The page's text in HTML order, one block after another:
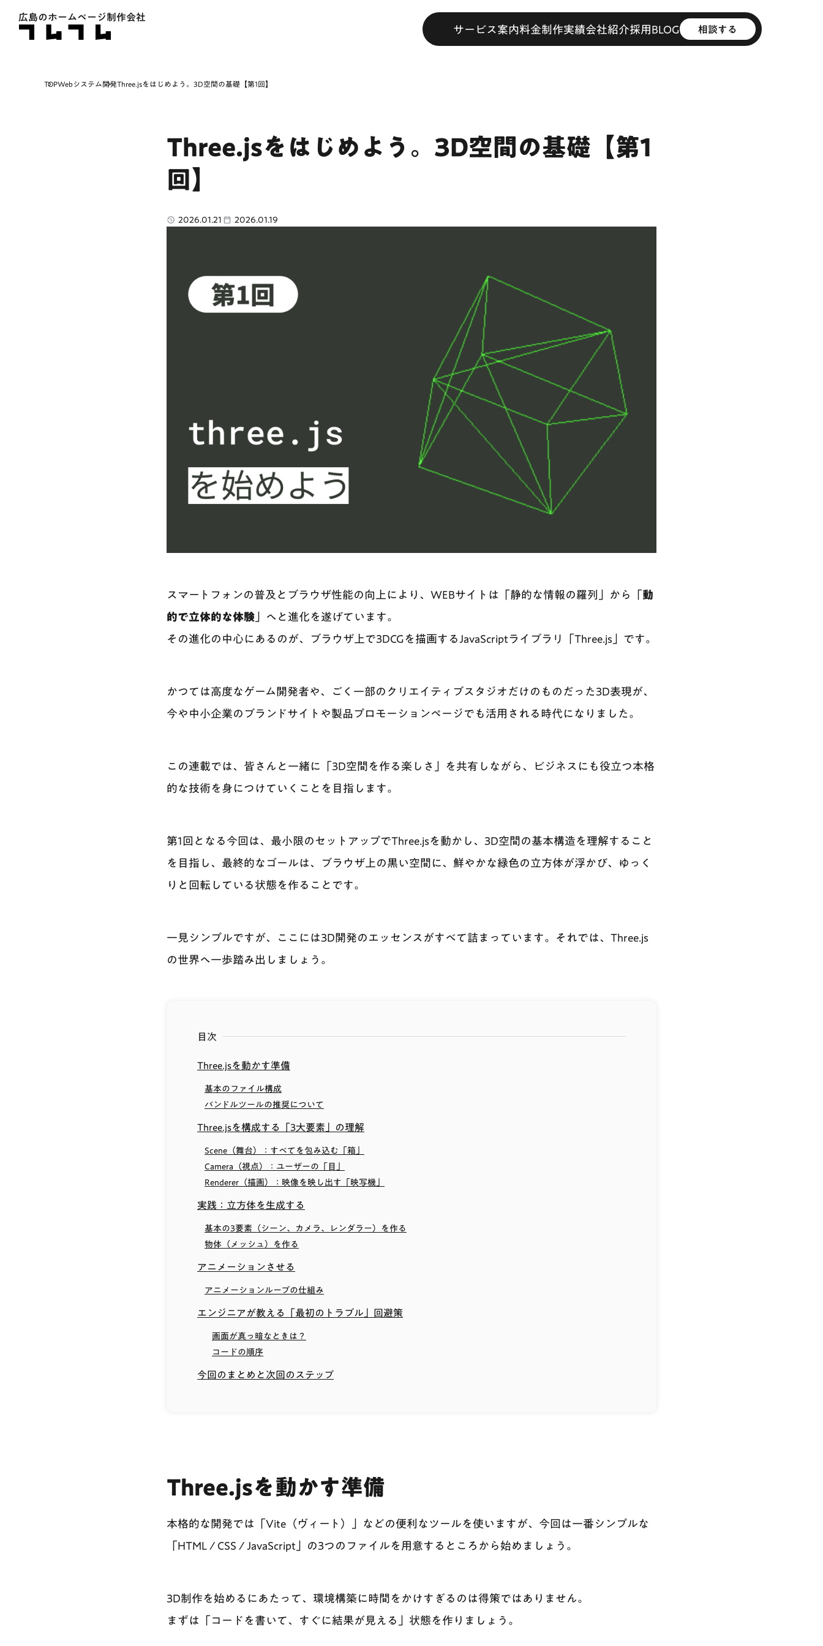
広島のホームページ制作会社
サービス案内料金制作実績会社紹介採用 BLOG 相談する
TOPWebシステム開発Three.jsをはじめよう。3D空間の基礎【第1回】
Three.jsをはじめよう。3D空間の基礎【第1
回】
2026.01.21 2026.01.19
スマートフォンの普及とブラウザ性能の向上により、WEBサイトは「静的な情報の羅列」から「 動
的で立体的な体験 」へと進化を遂げています。
その進化の中心にあるのが、ブラウザ上で3DCGを描画するJavaScriptライブラリ「Three.js」です。
かつては高度なゲーム開発者や、ごく一部のクリエイティブスタジオだけのものだった3D表現が、
今や中小企業のブランドサイトや製品プロモーションページでも活用される時代になりました。
この連載では、皆さんと一緒に「3D空間を作る楽しさ」を共有しながら、ビジネスにも役立つ本格
的な技術を身につけていくことを目指します。
第1回となる今回は、最小限のセットアップでThree.jsを動かし、3D空間の基本構造を理解すること
を目指し、最終的なゴールは、ブラウザ上の黒い空間に、鮮やかな緑色の立方体が浮かび、ゆっく
りと回転している状態を作ることです。
一見シンプルですが、ここには3D開発のエッセンスがすべて詰まっています。それでは、Three.js
の世界へ一歩踏み出しましょう。
目次
Three.jsを動かす準備
基本のファイル構成
バンドルツールの推奨について
Three.jsを構成する「3大要素」の理解
Scene（舞台）：すべてを包み込む「箱」
Camera（視点）：ユーザーの「目」
Renderer（描画）：映像を映し出す「映写機」
実践：立方体を生成する
基本の3要素（シーン、カメラ、レンダラー）を作る
物体（メッシュ）を作る
アニメーションさせる
アニメーションループの仕組み
エンジニアが教える「最初のトラブル」回避策
画面が真っ暗なときは？
コードの順序
今回のまとめと次回のステップ
Three.jsを動かす準備
本格的な開発では「Vite（ヴィート）」などの便利なツールを使いますが、今回は一番シンプルな
「HTML / CSS / JavaScript」の3つのファイルを用意するところから始めましょう。
3D制作を始めるにあたって、環境構築に時間をかけすぎるのは得策ではありません。
まずは「コードを書いて、すぐに結果が見える」状態を作りましょう。